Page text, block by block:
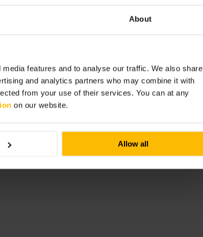
About
features and to analyse our traffic. We also share
and analytics partners who may combine it with
from your use of their services. You can at any
on our website.
Allow all